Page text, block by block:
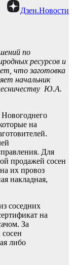
Дзен.Новости
по
ресурсов и
что заготовка
начальник
Ю.А.
Новогоднего
на
Для
продажей сосен
их провоз
накладная,
соседних
на
За
либо